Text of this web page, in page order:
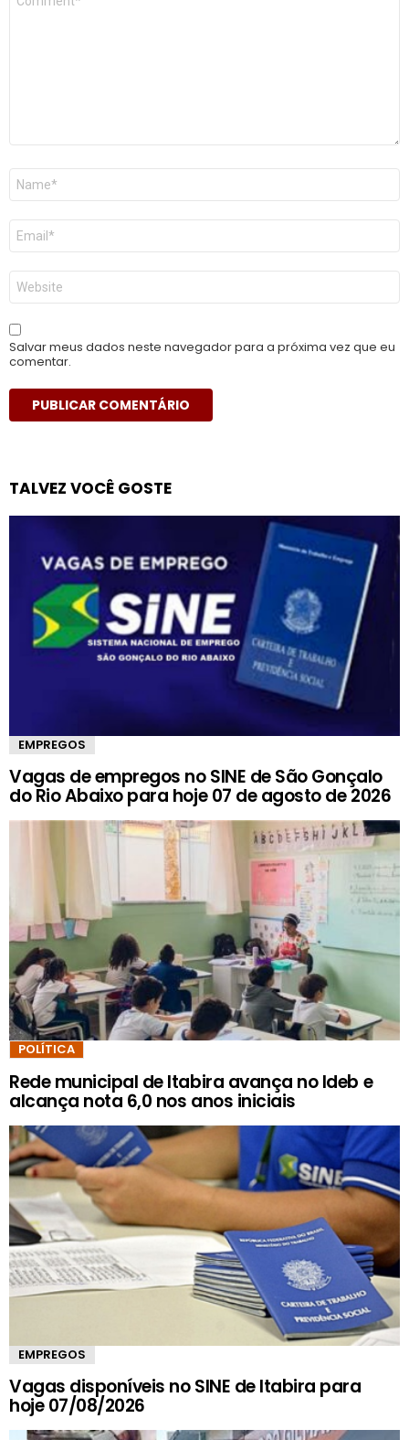
Nome
E-
mail
*
Site
Salvar meus dados neste navegador para a próxima vez que eu
comentar.
TALVEZ VOCÊ GOSTE
EMPREGOS
Vagas de empregos no SINE de São Gonçalo
do Rio Abaixo para hoje 07 de agosto de 2026
POLÍTICA
Rede municipal de Itabira avança no Ideb e
alcança nota 6,0 nos anos iniciais
EMPREGOS
Vagas disponíveis no SINE de Itabira para
hoje 07/08/2026